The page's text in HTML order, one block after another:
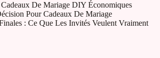
Cadeaux De Mariage DIY Économiques
Pour Cadeaux De Mariage
: Ce Que Les Invités Veulent Vraiment